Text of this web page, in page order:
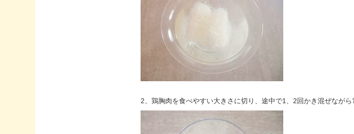
2、鶏胸肉を食べやすい大きさに切り、途中で1、2回かき混ぜながら